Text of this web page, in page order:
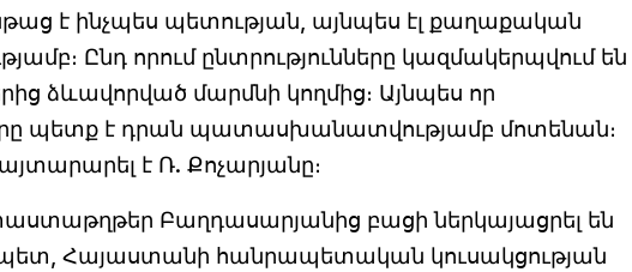
է ինչպես պետության, այնպես էլ քաղաքական
Ընդ որում ընտրությունները կազմակերպվում են
ձևավորված մարմնի կողմից։ Այնպես որ
պետք է դրան պատասխանատվությամբ մոտենան։
է Ռ. Քոչարյանը։
Բաղդասարյանից բացի ներկայացրել են
Հայաստանի հանրապետական կուսակցության